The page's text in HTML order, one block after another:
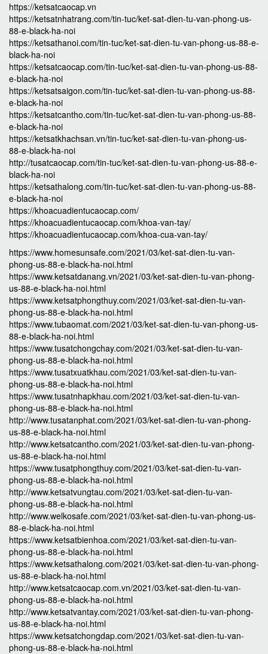
https://ketsatcaocap.vn
https://ketsatnhatrang.com/tin-tuc/ket-sat-dien-tu-van-phong-us-
88-e-black-ha-noi
https://ketsathanoi.com/tin-tuc/ket-sat-dien-tu-van-phong-us-88-e-
black-ha-noi
https://ketsatcaocap.com/tin-tuc/ket-sat-dien-tu-van-phong-us-88-
e-black-ha-noi
https://ketsatsaigon.com/tin-tuc/ket-sat-dien-tu-van-phong-us-88-
e-black-ha-noi
https://ketsatcantho.com/tin-tuc/ket-sat-dien-tu-van-phong-us-88-
e-black-ha-noi
https://ketsatkhachsan.vn/tin-tuc/ket-sat-dien-tu-van-phong-us-
88-e-black-ha-noi
http://tusatcaocap.com/tin-tuc/ket-sat-dien-tu-van-phong-us-88-e-
black-ha-noi
https://ketsathalong.com/tin-tuc/ket-sat-dien-tu-van-phong-us-88-
e-black-ha-noi
https://khoacuadientucaocap.com/
https://khoacuadientucaocap.com/khoa-van-tay/
https://khoacuadientucaocap.com/khoa-cua-van-tay/
https://www.homesunsafe.com/2021/03/ket-sat-dien-tu-van-
phong-us-88-e-black-ha-noi.html
https://www.ketsatdanang.vn/2021/03/ket-sat-dien-tu-van-phong-
us-88-e-black-ha-noi.html
https://www.ketsatphongthuy.com/2021/03/ket-sat-dien-tu-van-
phong-us-88-e-black-ha-noi.html
https://www.tubaomat.com/2021/03/ket-sat-dien-tu-van-phong-us-
88-e-black-ha-noi.html
https://www.tusatchongchay.com/2021/03/ket-sat-dien-tu-van-
phong-us-88-e-black-ha-noi.html
https://www.tusatxuatkhau.com/2021/03/ket-sat-dien-tu-van-
phong-us-88-e-black-ha-noi.html
https://www.tusatnhapkhau.com/2021/03/ket-sat-dien-tu-van-
phong-us-88-e-black-ha-noi.html
http://www.tusatanphat.com/2021/03/ket-sat-dien-tu-van-phong-
us-88-e-black-ha-noi.html
http://www.ketsatcantho.com/2021/03/ket-sat-dien-tu-van-phong-
us-88-e-black-ha-noi.html
https://www.tusatphongthuy.com/2021/03/ket-sat-dien-tu-van-
phong-us-88-e-black-ha-noi.html
http://www.ketsatvungtau.com/2021/03/ket-sat-dien-tu-van-
phong-us-88-e-black-ha-noi.html
http://www.welkosafe.com/2021/03/ket-sat-dien-tu-van-phong-us-
88-e-black-ha-noi.html
https://www.ketsatbienhoa.com/2021/03/ket-sat-dien-tu-van-
phong-us-88-e-black-ha-noi.html
https://www.ketsathalong.com/2021/03/ket-sat-dien-tu-van-phong-
us-88-e-black-ha-noi.html
http://www.ketsatcaocap.com.vn/2021/03/ket-sat-dien-tu-van-
phong-us-88-e-black-ha-noi.html
http://www.ketsatvantay.com/2021/03/ket-sat-dien-tu-van-phong-
us-88-e-black-ha-noi.html
https://www.ketsatchongdap.com/2021/03/ket-sat-dien-tu-van-
phong-us-88-e-black-ha-noi.html